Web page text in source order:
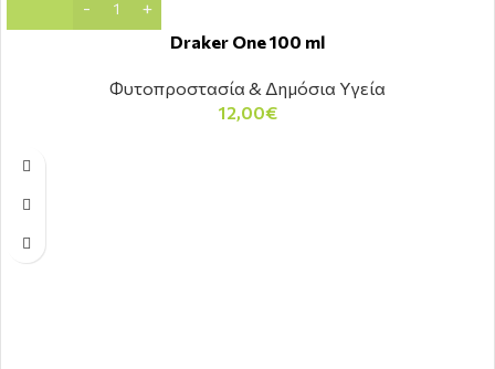
Draker One 100 ml
Φυτοπροστασία & Δημόσια Υγεία
12,00€